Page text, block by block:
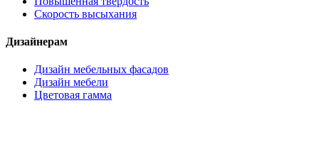
Скорость высыхания
Дизайнерам
Дизайн мебельных фасадов
Дизайн мебели
Цветовая гамма